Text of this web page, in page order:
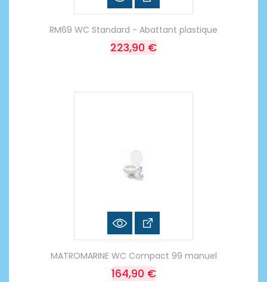
RM69 WC Standard - Abattant plastique
223,90 €
MATROMARINE WC Compact 99 manuel
164,90 €